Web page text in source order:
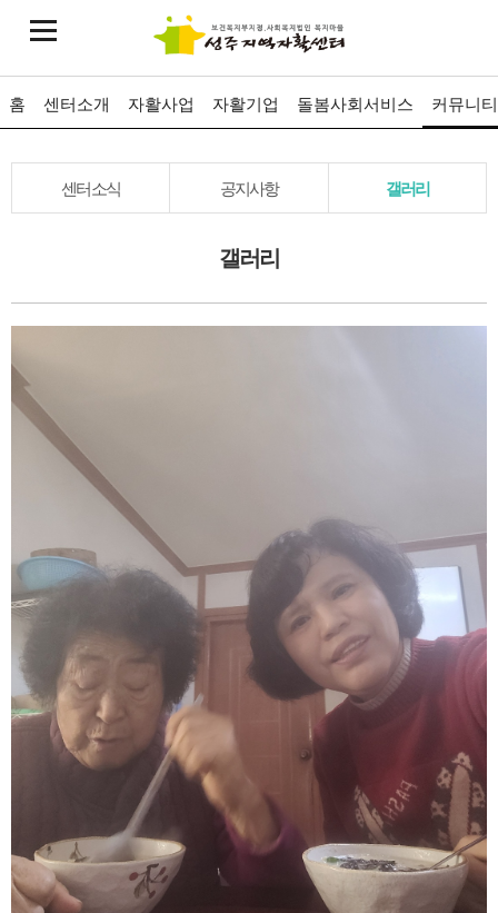
홈 센터소개 자활사업 자활기업 돌봄사회서비스 커뮤니티
센터소식 공지사항 갤러리
갤러리